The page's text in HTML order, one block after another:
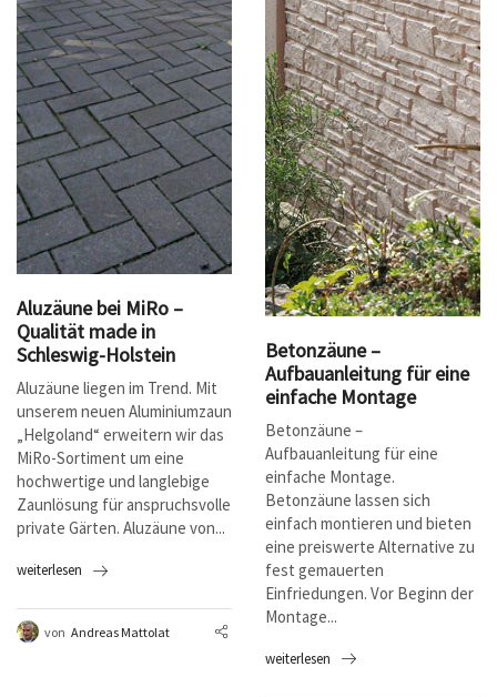
Aluzäune bei MiRo –
Qualität made in
Schleswig-Holstein
Aluzäune liegen im Trend. Mit
unserem neuen Aluminiumzaun
„Helgoland“ erweitern wir das
MiRo-Sortiment um eine
hochwertige und langlebige
Zaunlösung für anspruchsvolle
private Gärten. Aluzäune von...
weiterlesen
von Andreas Mattolat
Betonzäune –
Aufbauanleitung für eine
einfache Montage
Betonzäune –
Aufbauanleitung für eine
einfache Montage.
Betonzäune lassen sich
einfach montieren und bieten
eine preiswerte Alternative zu
fest gemauerten
Einfriedungen. Vor Beginn der
Montage...
weiterlesen